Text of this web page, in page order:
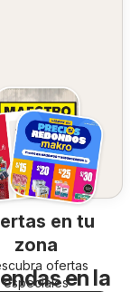
en tu
zona
ofertas
especialesen la